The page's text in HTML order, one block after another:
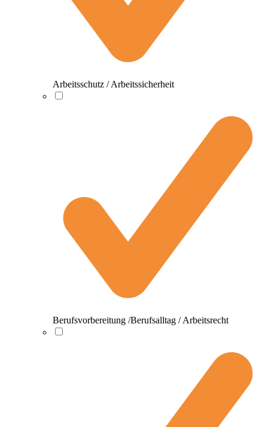
Arbeitsschutz / Arbeitssicherheit
Berufsvorbereitung /Berufsalltag / Arbeitsrecht